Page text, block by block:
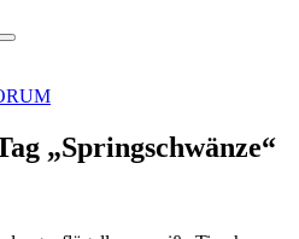
„Springschwänze“